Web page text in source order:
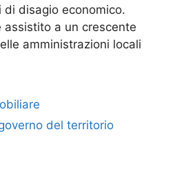
disagio economico.
assistito a un crescente
amministrazioni locali
del territorio